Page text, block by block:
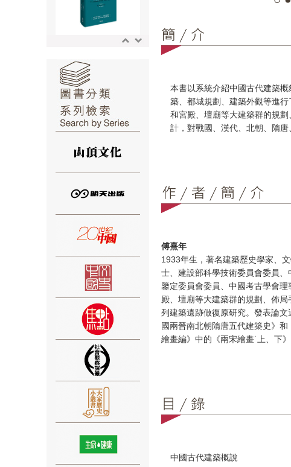
⑥
本書以系統介紹中國古代建築
築、都城規劃、建築外觀等進
和宮殿、壇廟等大建築群的規
計，對戰國、漢代、北朝、隋唐
傅熹年
1933年生，著名建築歷史學家、
士、建設部科學技術委員會委員
鑒定委員會委員、中國考古學會
殿、壇廟等大建築群的規劃、佈
列建築遺跡做復原研究。發表論
國兩晉南北朝隋唐五代建築史》
繪畫編》中的《兩宋繪畫˙上、下
中國古代建築概說